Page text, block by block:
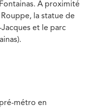
A proximité
la statue de
et le parc
métro en